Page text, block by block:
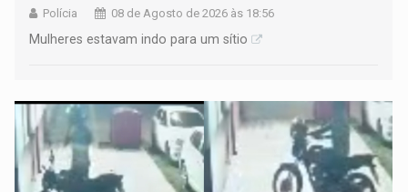
Polícia 08 de Agosto de 2026 às 18:56
Mulheres estavam indo para um sítio